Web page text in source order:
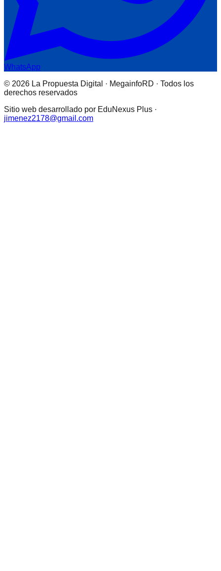
WhatsApp
© 2026 La Propuesta Digital · MegainfoRD · Todos los
derechos reservados
Sitio web desarrollado por EduNexus Plus ·
jimenez2178@gmail.com